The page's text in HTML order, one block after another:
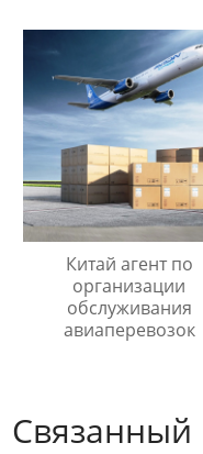
Китай агент по
организации
обслуживания
авиаперевозок
Связанный